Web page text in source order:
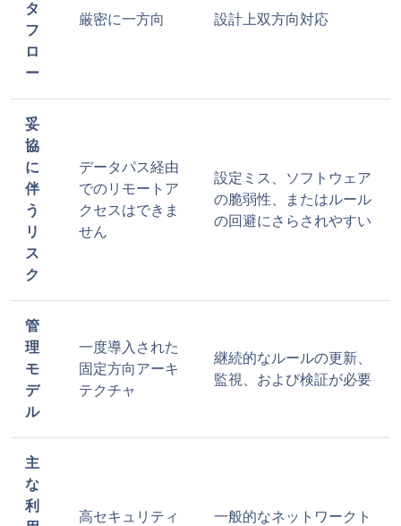
タ
フ
ロ
ー
厳密に一方向 設計上双方向対応
妥
協
に
伴
う
リ
ス
ク
データパス経由
でのリモートア
クセスはできま
せん
設定ミス、ソフトウェア
の脆弱性、またはルール
の回避にさらされやすい
管
理
モ
デ
ル
一度導入された
固定方向アーキ
テクチャ
継続的なルールの更新、
監視、および検証が必要
主
な
利
高セキュリティ 一般的なネットワークト